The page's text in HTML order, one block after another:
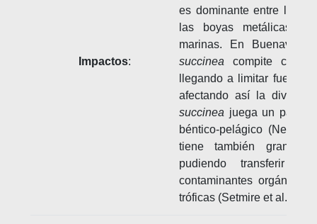
Impactos:
es dominante entre los
las boyas metálicas
marinas. En
succinea compite con
llegando a limitar
afectando así la
succinea juega un papel
béntico-pelágico
tiene también gran
pudiendo transferir
contaminantes
tróficas (Setmire et al.,